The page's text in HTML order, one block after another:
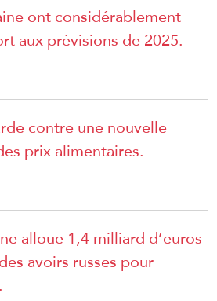
ont considérablement
aux prévisions de 2025.
contre une nouvelle
prix alimentaires.
alloue 1,4 milliard d’euros
avoirs russes pour